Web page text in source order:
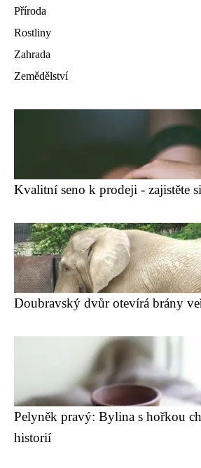
Příroda
Rostliny
Zahrada
Zemědělství
Kvalitní seno k prodeji - zajistěte
Doubravský dvůr otevírá brány
Pelyněk pravý: Bylina s hořkou
historií